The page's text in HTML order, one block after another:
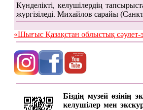
Күнделікті, келушілердің
жүргізіледі. Михайлов сарайы
«Шығыс Қазақстан облыстық
Біздің музей өзінің
келушілер мен